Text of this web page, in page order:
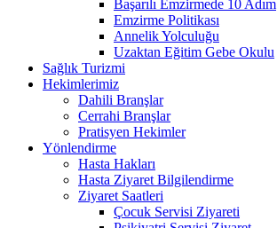
Başarılı Emzirmede 10 Adım
Emzirme Politikası
Annelik Yolculuğu
Uzaktan Eğitim Gebe Okulu
Sağlık Turizmi
Hekimlerimiz
Dahili Branşlar
Cerrahi Branşlar
Pratisyen Hekimler
Yönlendirme
Hasta Hakları
Hasta Ziyaret Bilgilendirme
Ziyaret Saatleri
Çocuk Servisi Ziyareti